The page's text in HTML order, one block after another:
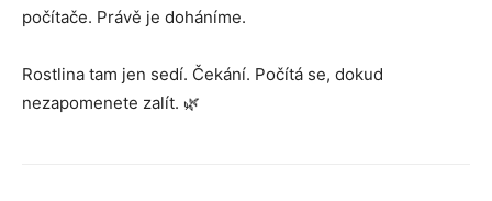
počítače. Právě je doháníme.
Rostlina tam jen sedí. Čekání. Počítá se, dokud
nezapomenete zalít. 🌿